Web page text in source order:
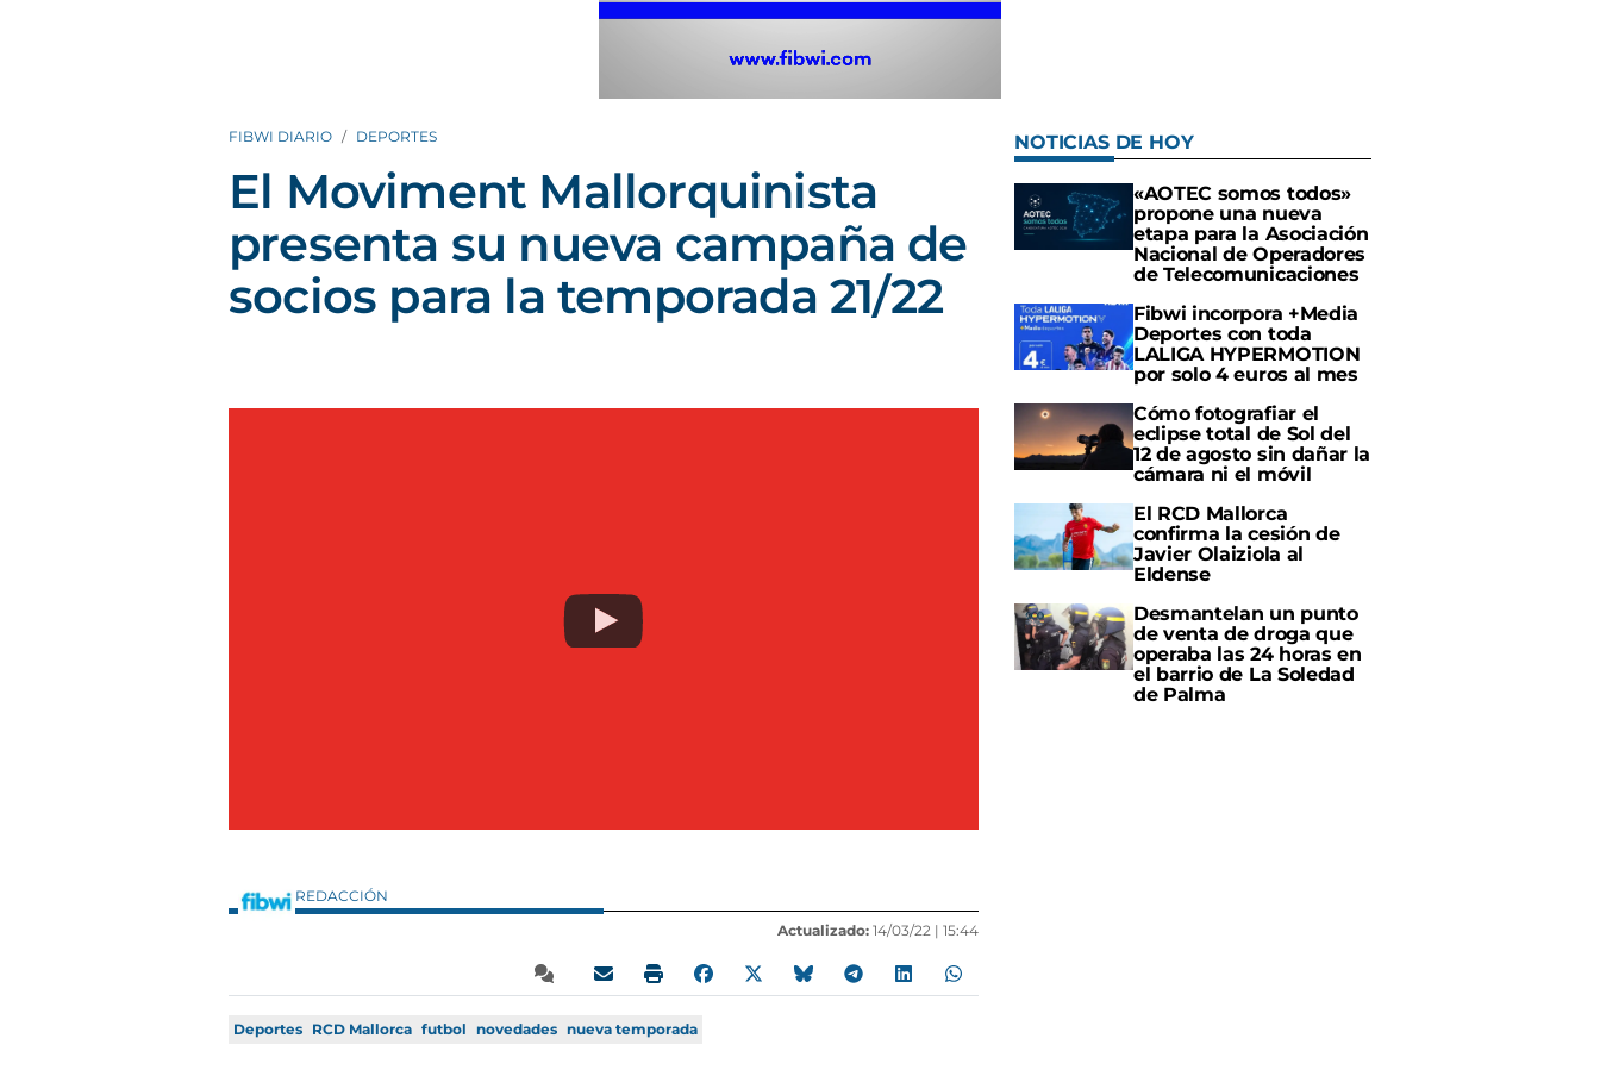
FIBWI DIARIO DEPORTES
El Moviment Mallorquinista
presenta su nueva campaña de
socios para la temporada 21/22
REDACCIÓN
Actualizado: 14/03/22 | 15:44
Deportes RCD Mallorca futbol novedades nueva temporada
NOTICIAS DE HOY
«AOTEC somos todos»
propone una nueva
etapa para la Asociación
Nacional de Operadores
de Telecomunicaciones
Fibwi incorpora +Media
Deportes con toda
LALIGA HYPERMOTION
por solo 4 euros al mes
Cómo fotografiar el
eclipse total de Sol del
12 de agosto sin dañar la
cámara ni el móvil
El RCD Mallorca
confirma la cesión de
Javier Olaiziola al
Eldense
Desmantelan un punto
de venta de droga que
operaba las 24 horas en
el barrio de La Soledad
de Palma